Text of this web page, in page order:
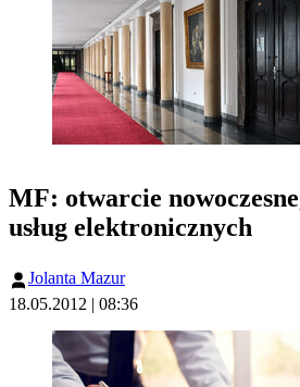
MF: otwarcie
usług elektronicznych
Jolanta Mazur
18.05.2012 | 08:36